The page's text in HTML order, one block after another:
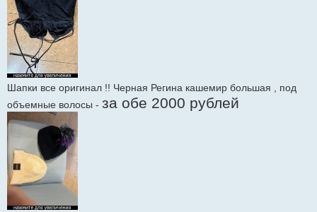
Шапки все оригинал !! Черная Регина кашемир большая , под
объемные волосы - за обе 2000 рублей